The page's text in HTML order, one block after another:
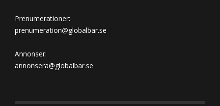
Prenumerationer:
prenumeration@globalbar.se
Annonser:
annonsera@globalbar.se